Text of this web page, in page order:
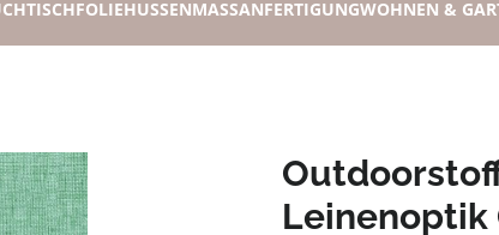
TISCHFOLIEHUSSENMASSANFERTIGUNG WOHNEN &
Leinenoptik